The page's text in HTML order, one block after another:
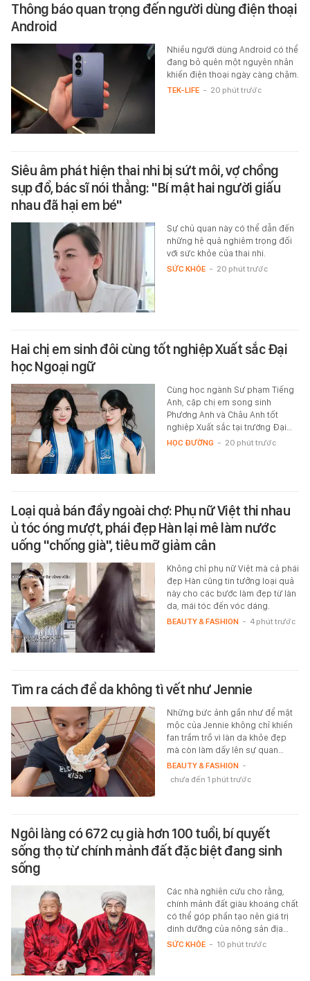
Thông báo quan trọng đến người dùng điện thoại
Android
Nhiều người dùng Android có thể
đang bỏ quên một nguyên nhân
khiến điện thoại ngày càng chậm.
TEK-LIFE - 20 phút trước
Siêu âm phát hiện thai nhi bị sứt môi, vợ chồng
sụp đổ, bác sĩ nói thẳng: "Bí mật hai người giấu
nhau đã hại em bé"
Sự chủ quan này có thể dẫn đến
những hệ quả nghiêm trọng đối
với sức khỏe của thai nhi.
SỨC KHỎE - 20 phút trước
Hai chị em sinh đôi cùng tốt nghiệp Xuất sắc Đại
học Ngoại ngữ
Cùng học ngành Sư phạm Tiếng
Anh, cặp chị em song sinh
Phương Anh và Châu Anh tốt
nghiệp Xuất sắc tại trường Đại…
HỌC ĐƯỜNG - 20 phút trước
Loại quả bán đầy ngoài chợ: Phụ nữ Việt thi nhau
ủ tóc óng mượt, phái đẹp Hàn lại mê làm nước
uống "chống già", tiêu mỡ giảm cân
Không chỉ phụ nữ Việt mà cả phái
đẹp Hàn cũng tin tưởng loại quả
này cho các bước làm đẹp từ làn
da, mái tóc đến vóc dáng.
BEAUTY & FASHION - 4 phút trước
Tìm ra cách để da không tì vết như Jennie
Những bức ảnh gần như để mặt
mộc của Jennie không chỉ khiến
fan trầm trồ vì làn da khỏe đẹp
mà còn làm dấy lên sự quan…
BEAUTY & FASHION -
chưa đến 1 phút trước
Ngôi làng có 672 cụ già hơn 100 tuổi, bí quyết
sống thọ từ chính mảnh đất đặc biệt đang sinh
sống
Các nhà nghiên cứu cho rằng,
chính mảnh đất giàu khoáng chất
có thể góp phần tạo nên giá trị
dinh dưỡng của nông sản địa…
SỨC KHỎE - 10 phút trước